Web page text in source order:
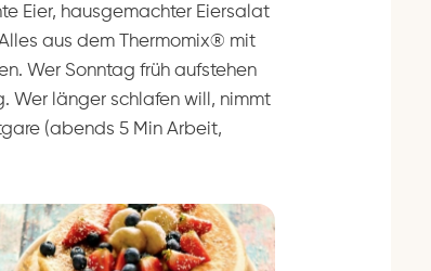
Eier, hausgemachter Eiersalat
aus dem Thermomix® mit
Wer Sonntag früh aufstehen
Wer länger schlafen will, nimmt
(abends 5 Min Arbeit,